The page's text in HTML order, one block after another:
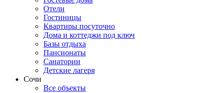
Отели
Гостиницы
Квартиры посуточно
Дома и коттеджи под ключ
Базы отдыха
Пансионаты
Санатории
Детские лагеря
Сочи
Все объекты